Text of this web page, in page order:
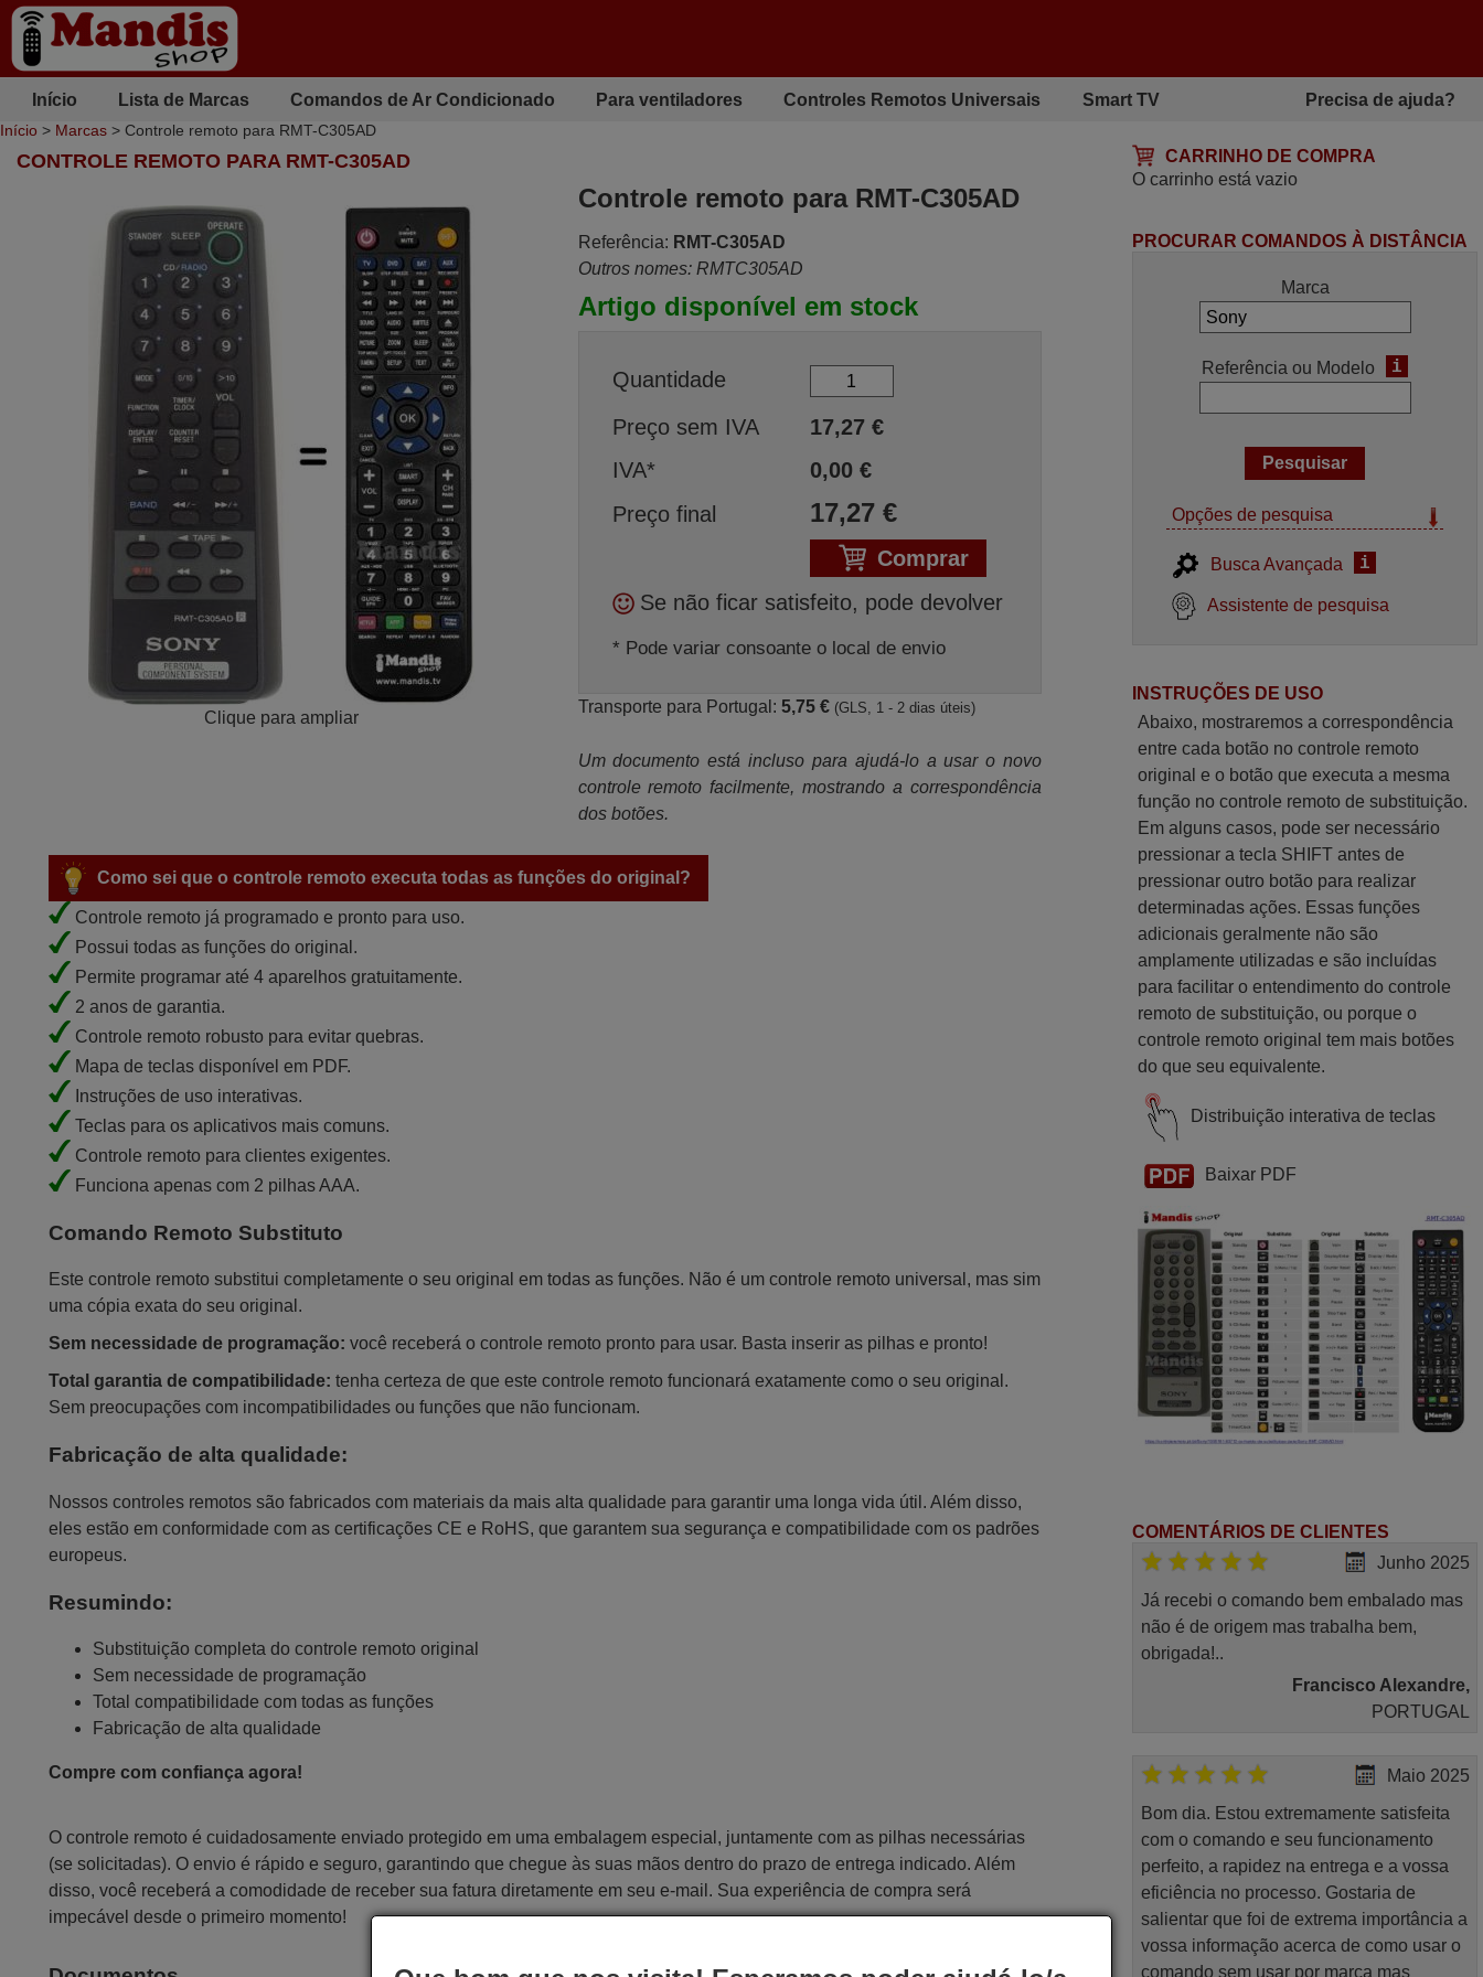
Início Lista de Marcas Comandos de Ar Condicionado Para ventiladores Controles Remotos Universais Smart TV Precisa de ajuda?
Início > Marcas > Controle remoto para RMT-C305AD
CARRINHO DE COMPRA
O carrinho está vazio
CONTROLE REMOTO PARA RMT-C305AD
Clique para ampliar
Controle remoto para RMT-C305AD
Referência: RMT-C305AD
Outros nomes: RMTC305AD
Artigo disponível em stock
Quantidade
Preço sem IVA
17,27€
IVA*
0,00€
Preço final
17,27€
Comprar
Se não ficar satisfeito, pode devolver
* Pode variar consoante o local de envio
Transporte para Portugal: 5,75 € (GLS, 1 - 2 dias úteis)
Um documento está incluso para ajudá-lo a usar o novo
controle remoto facilmente, mostrando a correspondência
dos botões.
Como sei que o controle remoto executa todas as funções do original?
Controle remoto já programado e pronto para uso.
Possui todas as funções do original.
Permite programar até 4 aparelhos gratuitamente.
2 anos de garantia.
Controle remoto robusto para evitar quebras.
Mapa de teclas disponível em PDF.
Instruções de uso interativas.
Teclas para os aplicativos mais comuns.
Controle remoto para clientes exigentes.
Funciona apenas com 2 pilhas AAA.
Comando Remoto Substituto
Este controle remoto substitui completamente o seu original em todas as funções. Não é um controle remoto universal, mas sim
uma cópia exata do seu original.
Sem necessidade de programação: você receberá o controle remoto pronto para usar. Basta inserir as pilhas e pronto!
Total garantia de compatibilidade: tenha certeza de que este controle remoto funcionará exatamente como o seu original.
Sem preocupações com incompatibilidades ou funções que não funcionam.
Fabricação de alta qualidade:
Nossos controles remotos são fabricados com materiais da mais alta qualidade para garantir uma longa vida útil. Além disso,
eles estão em conformidade com as certificações CE e RoHS, que garantem sua segurança e compatibilidade com os padrões
europeus.
Resumindo:
Substituição completa do controle remoto original
Sem necessidade de programação
Total compatibilidade com todas as funções
Fabricação de alta qualidade
Compre com confiança agora!
O controle remoto é cuidadosamente enviado protegido em uma embalagem especial, juntamente com as pilhas necessárias
(se solicitadas). O envio é rápido e seguro, garantindo que chegue às suas mãos dentro do prazo de entrega indicado. Além
disso, você receberá a comodidade de receber sua fatura diretamente em seu e-mail. Sua experiência de compra será
impecável desde o primeiro momento!
PROCURAR COMANDOS À DISTÂNCIA
Marca
Referência ou Modelo i
Opções de pesquisa
Busca Avançada i
Assistente de pesquisa
INSTRUÇÕES DE USO
Abaixo, mostraremos a correspondência
entre cada botão no controle remoto
original e o botão que executa a mesma
função no controle remoto de substituição.
Em alguns casos, pode ser necessário
pressionar a tecla SHIFT antes de
pressionar outro botão para realizar
determinadas ações. Essas funções
adicionais geralmente não são
amplamente utilizadas e são incluídas
para facilitar o entendimento do controle
remoto de substituição, ou porque o
controle remoto original tem mais botões
do que seu equivalente.
Distribuição interativa de teclas
Baixar PDF
COMENTÁRIOS DE CLIENTES
Junho 2025
Já recebi o comando bem embalado mas
não é de origem mas trabalha bem,
obrigada!..
Francisco Alexandre,
PORTUGAL
Maio 2025
Bom dia. Estou extremamente satisfeita
com o comando e seu funcionamento
perfeito, a rapidez na entrega e a vossa
eficiência no processo. Gostaria de
salientar que foi de extrema importância a
vossa informação acerca de como usar o
comando sem usar por marca mas